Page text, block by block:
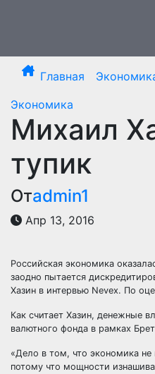
Главная
Экономика
Михаил
тупик
Отadmin1
Апр 13, 2016
Российская экономика
заодно пытается
Хазин в интервью Nevex. По
Как считает Хазин, денежные
валютного фонда в рамках
«Дело в том, что экономика
потому что мощности